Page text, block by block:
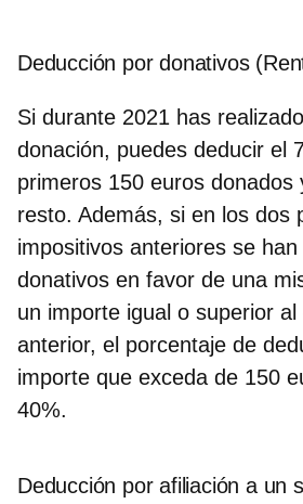
Deducción por donativos
Si durante 2021 has
donación, puedes deducir el
primeros 150 euros donados
resto. Además, si en los dos
impositivos anteriores se
donativos en favor de una
un importe igual o superior al
anterior, el porcentaje de
importe que exceda de 150
40%.
Deducción por afiliación a un